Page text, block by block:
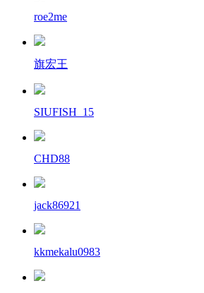
roe2me
旗宏王
SIUFISH_15
CHD88
jack86921
kkmekalu0983